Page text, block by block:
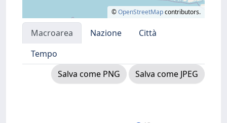
©OpenStreetMapcontributors.
Macroarea Nazione
Città
Tempo
Salva come PNG
Salva come JPEG